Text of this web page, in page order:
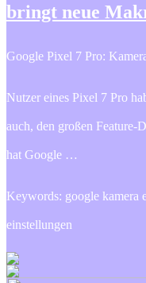
bringt neue
Google Pixel 7 Pro:
Nutzer eines Pixel 7 Pro
auch, den großen Feature-
hat Google …
Keywords: google kamera
einstellungen